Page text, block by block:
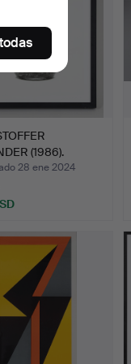
(1986).
Old T…
28 ene 2024